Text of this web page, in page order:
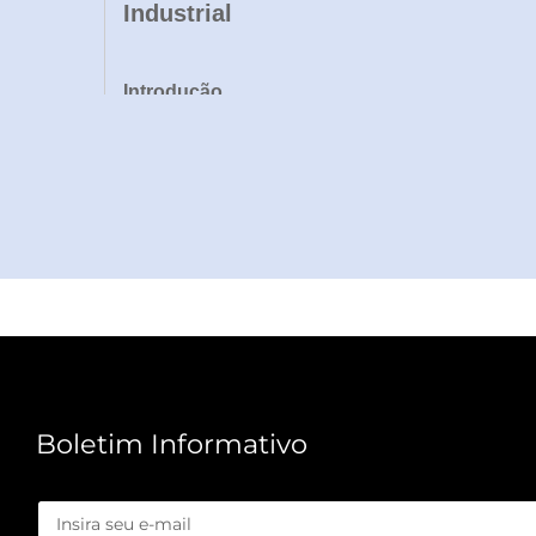
Industrial
Introdução
No cenário dinâmico da embalagem de
viagem e bandejas para bolos até recipientes
empresas a ampliar suas operações sem
em mais de 100 países, otimizamos todos os
Boletim Informativo